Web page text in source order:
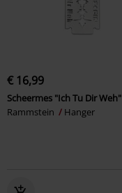
€ 16,99
Scheermes "Ich Tu Dir Weh"
Rammstein
Hanger